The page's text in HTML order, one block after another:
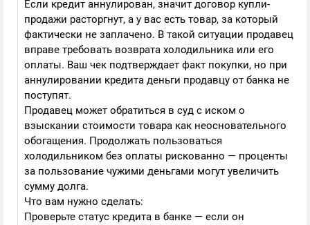
Если кредит аннулирован, значит договор купли-
продажи расторгнут, а у вас есть товар, за который
фактически не заплачено. В такой ситуации продавец
вправе требовать возврата холодильника или его
оплаты. Ваш чек подтверждает факт покупки, но при
аннулировании кредита деньги продавцу от банка не
поступят.
Продавец может обратиться в суд с иском о
взыскании стоимости товара как неосновательного
обогащения. Продолжать пользоваться
холодильником без оплаты рискованно — проценты
за пользование чужими деньгами могут увеличить
сумму долга.
Что вам нужно сделать:
Проверьте статус кредита в банке — если он